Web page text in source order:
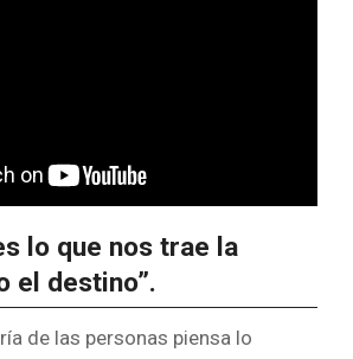
lo que nos trae la
el destino”.
de las personas piensa lo